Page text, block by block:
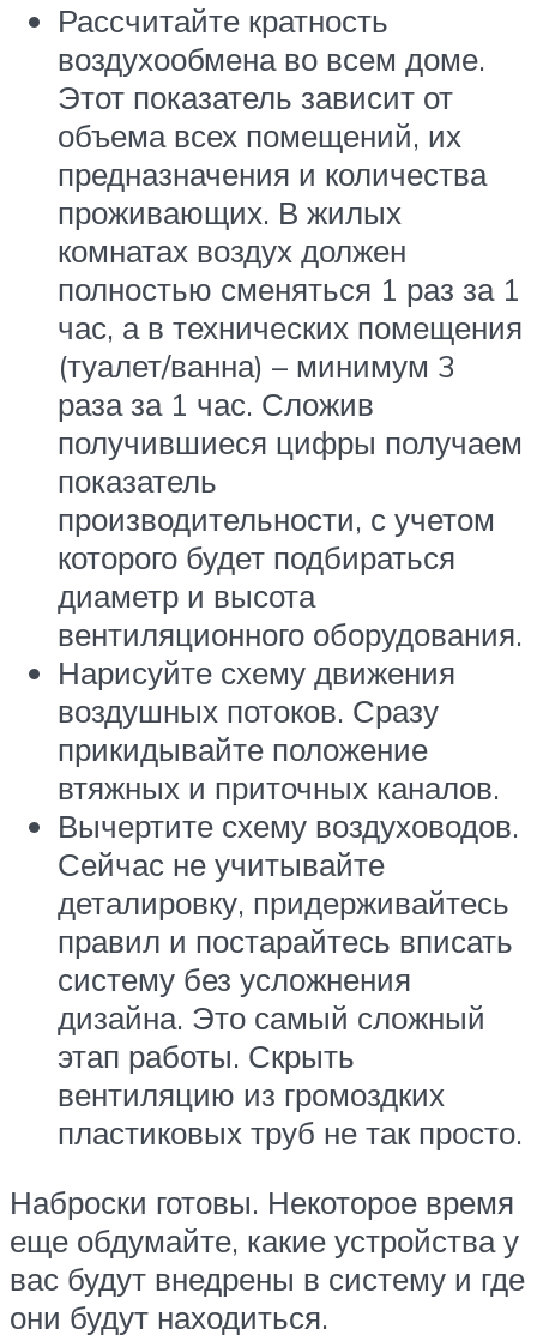
Рассчитайте кратность
воздухообмена во всем доме.
Этот показатель зависит от
объема всех помещений, их
предназначения и количества
проживающих. В жилых
комнатах воздух должен
полностью сменяться 1 раз за 1
час, а в технических помещения
(туалет/ванна) – минимум 3
раза за 1 час. Сложив
получившиеся цифры получаем
показатель
производительности, с учетом
которого будет подбираться
диаметр и высота
вентиляционного оборудования.
Нарисуйте схему движения
воздушных потоков. Сразу
прикидывайте положение
втяжных и приточных каналов.
Вычертите схему воздуховодов.
Сейчас не учитывайте
деталировку, придерживайтесь
правил и постарайтесь вписать
систему без усложнения
дизайна. Это самый сложный
этап работы. Скрыть
вентиляцию из громоздких
пластиковых труб не так просто.
Наброски готовы. Некоторое время
еще обдумайте, какие устройства у
вас будут внедрены в систему и где
они будут находиться.